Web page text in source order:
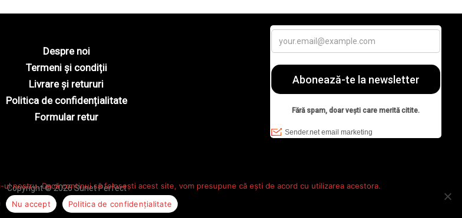
Despre noi
Termeni și condiții
Livrare și retururi
Politica de confidențialitate
Formular retur
Copyright © 2026 Sunet Perfect
nostru. Dacă continui să folosești acest site, vom presupune că ești de acord cu utilizarea acestora.
Nu accept Politica de confidențialitate